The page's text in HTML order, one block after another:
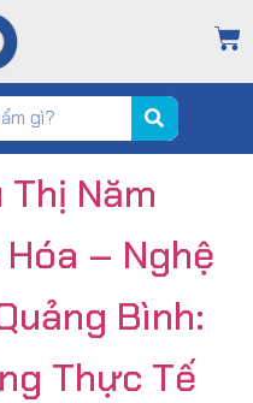
Thị Năm
– Nghệ
Bình:
Thực Tế